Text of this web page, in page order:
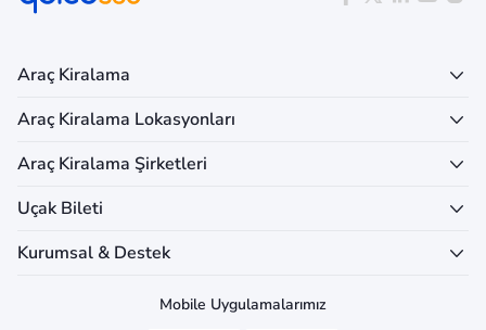
Araç Kiralama
Araç Kiralama Lokasyonları
Araç Kiralama Şirketleri
Uçak Bileti
Kurumsal & Destek
Mobile Uygulamalarımız